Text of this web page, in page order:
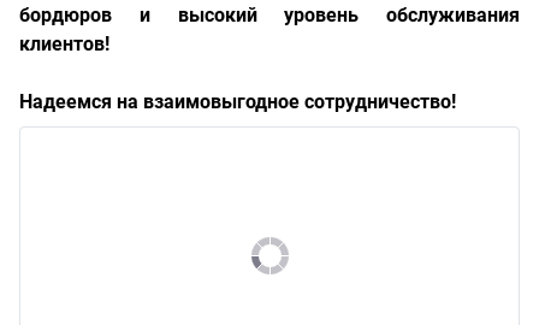
бордюров и высокий уровень обслуживания
клиентов!
Надеемся на взаимовыгодное сотрудничество!